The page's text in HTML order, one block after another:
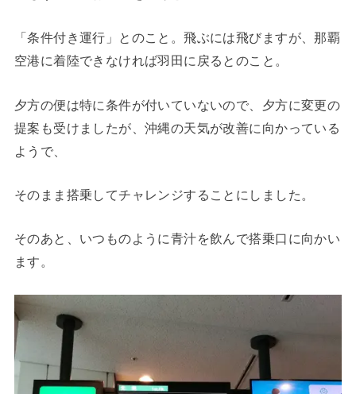
「条件付き運行」とのこと。飛ぶには飛びますが、那覇
空港に着陸できなければ羽田に戻るとのこと。
夕方の便は特に条件が付いていないので、夕方に変更の
提案も受けましたが、沖縄の天気が改善に向かっている
ようで、
そのまま搭乗してチャレンジすることにしました。
そのあと、いつものように青汁を飲んで搭乗口に向かい
ます。